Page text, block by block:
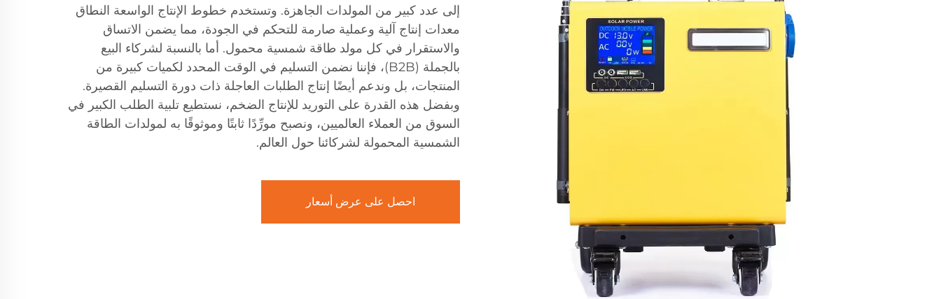
إلى عدد كبير من المولدات الجاهزة. وتستخدم خطوط الإنتاج الواسعة النطاق
معدات إنتاج آلية وعملية صارمة للتحكم في الجودة، مما يضمن الاتساق
والاستقرار في كل مولد طاقة شمسية محمول. أما بالنسبة لشركاء البيع
بالجملة (B2B)، فإننا نضمن التسليم في الوقت المحدد لكميات كبيرة من
المنتجات، بل وندعم أيضًا إنتاج الطلبات العاجلة ذات دورة التسليم القصيرة.
وبفضل هذه القدرة على التوريد للإنتاج الضخم، نستطيع تلبية الطلب الكبير في
السوق من العملاء العالميين، ونصبح مورِّدًا ثابتًا وموثوقًا به لمولدات الطاقة
الشمسية المحمولة لشركائنا حول العالم.
احصل على عرض أسعار